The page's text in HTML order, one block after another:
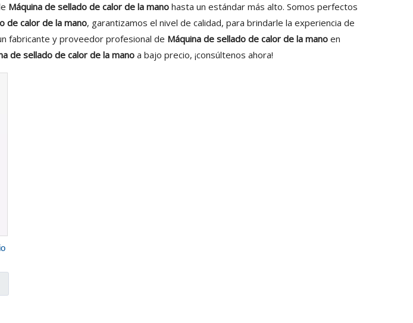
Máquina de sellado de calor de la mano hasta un estándar más alto. Somos perfectos
de calor de la mano, garantizamos el nivel de calidad, para brindarle la experiencia de
fabricante y proveedor profesional de Máquina de sellado de calor de la mano en
de sellado de calor de la manoa bajo precio, ¡consúltenos ahora!